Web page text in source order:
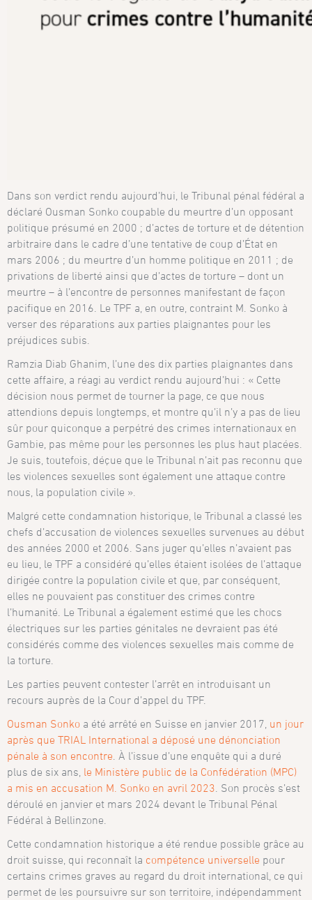
Dans son verdict rendu aujourd’hui, le Tribunal pénal fédéral a
déclaré Ousman Sonko coupable du meurtre d’un opposant
politique présumé en 2000 ; d’actes de torture et de détention
arbitraire dans le cadre d’une tentative de coup d’État en
mars 2006 ; du meurtre d’un homme politique en 2011 ; de
privations de liberté ainsi que d’actes de torture – dont un
meurtre – à l’encontre de personnes manifestant de façon
pacifique en 2016. Le TPF a, en outre, contraint M. Sonko à
verser des réparations aux parties plaignantes pour les
préjudices subis.
Ramzia Diab Ghanim, l’une des dix parties plaignantes dans
cette affaire, a réagi au verdict rendu aujourd’hui : « Cette
décision nous permet de tourner la page, ce que nous
attendions depuis longtemps, et montre qu’il n’y a pas de lieu
sûr pour quiconque a perpétré des crimes internationaux en
Gambie, pas même pour les personnes les plus haut placées.
Je suis, toutefois, déçue que le Tribunal n’ait pas reconnu que
les violences sexuelles sont également une attaque contre
nous, la population civile ».
Malgré cette condamnation historique, le Tribunal a classé les
chefs d’accusation de violences sexuelles survenues au début
des années 2000 et 2006. Sans juger qu’elles n’avaient pas
eu lieu, le TPF a considéré qu’elles étaient isolées de l’attaque
dirigée contre la population civile et que, par conséquent,
elles ne pouvaient pas constituer des crimes contre
l’humanité. Le Tribunal a également estimé que les chocs
électriques sur les parties génitales ne devraient pas été
considérés comme des violences sexuelles mais comme de
la torture.
Les parties peuvent contester l’arrêt en introduisant un
recours auprès de la Cour d’appel du TPF.
Ousman Sonko a été arrêté en Suisse en janvier 2017, un jour
après que TRIAL International a déposé une dénonciation
pénale à son encontre . À l’issue d’une enquête qui a duré
plus de six ans, le Ministère public de la Confédération (MPC)
a mis en accusation M. Sonko en avril 2023 . Son procès s’est
déroulé en janvier et mars 2024 devant le Tribunal Pénal
Fédéral à Bellinzone.
Cette condamnation historique a été rendue possible grâce au
droit suisse, qui reconnaît la compétence universelle pour
certains crimes graves au regard du droit international, ce qui
permet de les poursuivre sur son territoire, indépendamment